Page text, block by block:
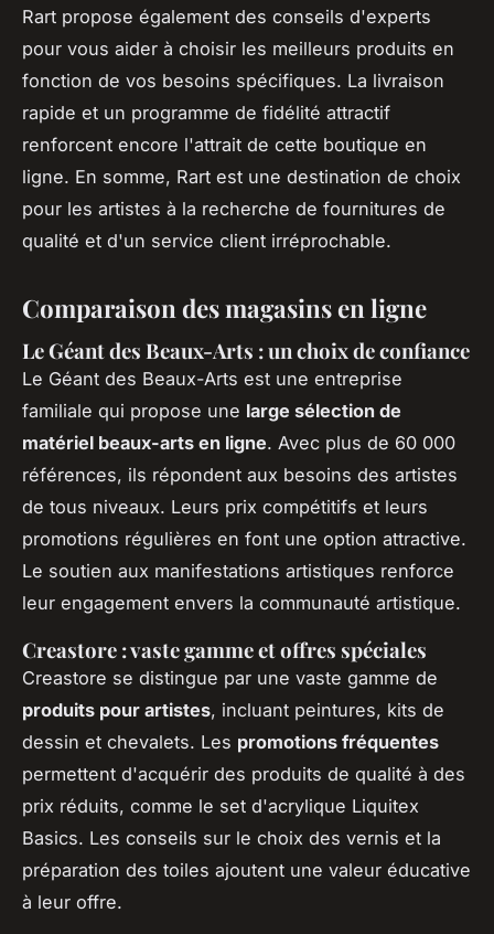
Rart propose également des conseils d'experts
pour vous aider à choisir les meilleurs produits en
fonction de vos besoins spécifiques. La livraison
rapide et un programme de fidélité attractif
renforcent encore l'attrait de cette boutique en
ligne. En somme, Rart est une destination de choix
pour les artistes à la recherche de fournitures de
qualité et d'un service client irréprochable.
Comparaison des magasins en ligne
Le Géant des Beaux-Arts : un choix de confiance
Le Géant des Beaux-Arts est une entreprise
familiale qui propose une large sélection de
matériel beaux-arts en ligne. Avec plus de 60 000
références, ils répondent aux besoins des artistes
de tous niveaux. Leurs prix compétitifs et leurs
promotions régulières en font une option attractive.
Le soutien aux manifestations artistiques renforce
leur engagement envers la communauté artistique.
Creastore : vaste gamme et offres spéciales
Creastore se distingue par une vaste gamme de
produits pour artistes, incluant peintures, kits de
dessin et chevalets. Les promotions fréquentes
permettent d'acquérir des produits de qualité à des
prix réduits, comme le set d'acrylique Liquitex
Basics. Les conseils sur le choix des vernis et la
préparation des toiles ajoutent une valeur éducative
à leur offre.